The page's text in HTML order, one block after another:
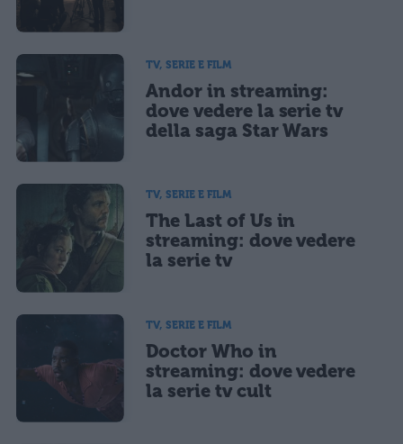
TV, SERIE E FILM
Andor in streaming:
dove vedere la serie tv
della saga Star Wars
TV, SERIE E FILM
The Last of Us in
streaming: dove vedere
la serie tv
TV, SERIE E FILM
Doctor Who in
streaming: dove vedere
la serie tv cult